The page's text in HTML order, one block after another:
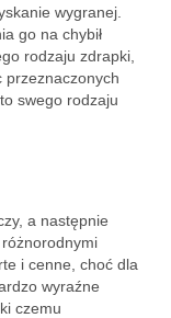
wygranej.
go na chybił
rodzaju zdrapki,
przeznaczonych
swego rodzaju
a następnie
i cenne, choć dla
wyraźne
czemu